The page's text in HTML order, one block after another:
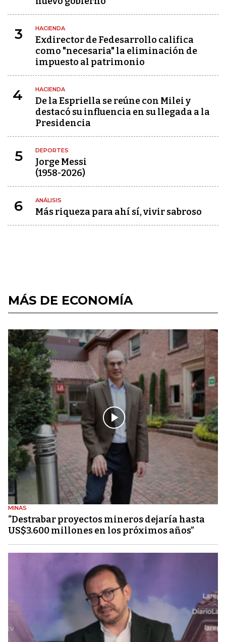
3 HACIENDA
Exdirector de Fedesarrollo califica
como "necesaria" la eliminación de
impuesto al patrimonio
4 HACIENDA
De la Espriella se reúne con Milei y
destacó su influencia en su llegada a la
Presidencia
5 DEPORTES
Jorge Messi
(1958-2026)
6 ANÁLISIS
Más riqueza para ahí sí, vivir sabroso
MÁS DE ECONOMÍA
MINAS
“Destrabar proyectos mineros dejaría hasta
US$3.600 millones en los próximos años”